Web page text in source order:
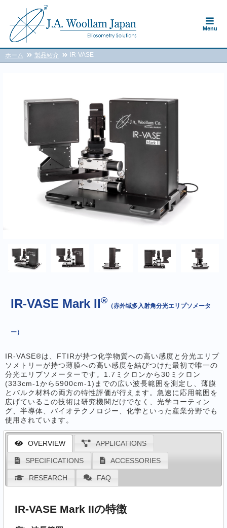
Menu
ホーム 製品紹介 IR-VASE
IR-VASE Mark II®
（赤外域多入射角分光エリプソメータ
ー）
IR-VASE®は、FTIRが持つ化学物質への高い感度と分光エリプ
ソメトリーが持つ薄膜への高い感度を結びつけた最初で唯一の
分光エリプソメーターです。1.7ミクロンから30ミクロン
(333cm-1から5900cm-1)までの広い波長範囲を測定し、薄膜
とバルク材料の両方の特性評価が行えます。急速に応用範囲を
広げているこの技術は研究機関だけでなく、光学コーティン
グ、半導体、バイオテクノロジー、化学といった産業分野でも
使用されています。
OVERVIEW APPLICATIONS
SPECIFICATIONS ACCESSORIES
RESEARCH FAQ
IR-VASE Mark IIの特徴